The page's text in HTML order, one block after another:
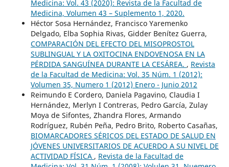
Medicina: Vol. 43 (2020): Revista de la Facultad de
Medicina, Volumen 43 – Suplemento 1, 2020.
Héctor Sosa Hernández, Francisco Yaremenko
Delgado, Elba Sophia Rivas, Gidder Benítez Guerra,
COMPARACIÓN DEL EFECTO DEL MISOPROSTOL
SUBLINGUAL Y LA OXITOCINA ENDOVENOSA EN LA
PÉRDIDA SANGUÍNEA DURANTE LA CESÁREA. , Revista
de la Facultad de Medicina: Vol. 35 Núm. 1 (2012):
Volumen 35, Numero 1 (2012) Enero - Junio 2012
Reimundo E Cordero, Daniela Pagavino, Claudia I
Hernández, Merlyn I Contreras, Pedro García, Zulay
Moya de Sifontes, Zhandra Flores, Armando
Rodríguez, Rubén Peña, Pedro Brito, Roberto Casañas,
BIOMARCADORES SÉRICOS DEL ESTADO DE SALUD EN
JÓVENES UNIVERSITARIOS DE ACUERDO A SU NIVEL DE
ACTIVIDAD FÍSICA , Revista de la Facultad de